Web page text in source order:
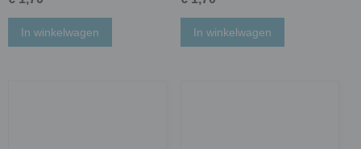
In winkelwagen In winkelwagen